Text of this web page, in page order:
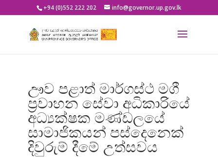
+94 (0)552 222 202 info@governor.up.gov.lk
ඌව පළාත් මාර්ගස්ථ මගී
ප්‍රවාහන සේවා අධිකාරියේ
අධ්‍යක්ෂක මණ්ඩලයේ
සාමාජිකයන් පස්දෙනෙක්
දිවුරුම් දීමේ උත්සවය